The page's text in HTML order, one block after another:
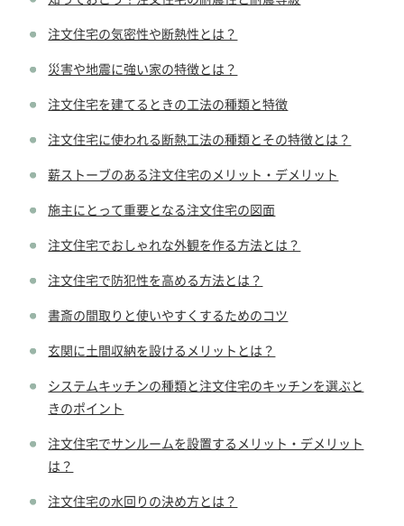
注文住宅の気密性や断熱性とは？
災害や地震に強い家の特徴とは？
注文住宅を建てるときの工法の種類と特徴
注文住宅に使われる断熱工法の種類とその特徴とは？
薪ストーブのある注文住宅のメリット・デメリット
施主にとって重要となる注文住宅の図面
注文住宅でおしゃれな外観を作る方法とは？
注文住宅で防犯性を高める方法とは？
書斎の間取りと使いやすくするためのコツ
玄関に土間収納を設けるメリットとは？
システムキッチンの種類と注文住宅のキッチンを選ぶと
きのポイント
注文住宅でサンルームを設置するメリット・デメリット
は？
注文住宅の水回りの決め方とは？